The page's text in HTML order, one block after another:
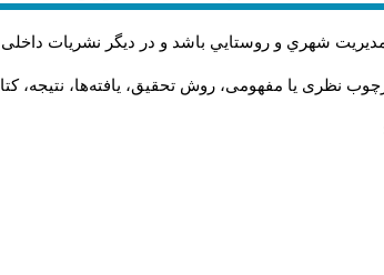
شهري و روستايي باشد و در دیگر نشریات
نظری یا مفهومی، روش تحقیق، یافته‌ها، نتیجه،